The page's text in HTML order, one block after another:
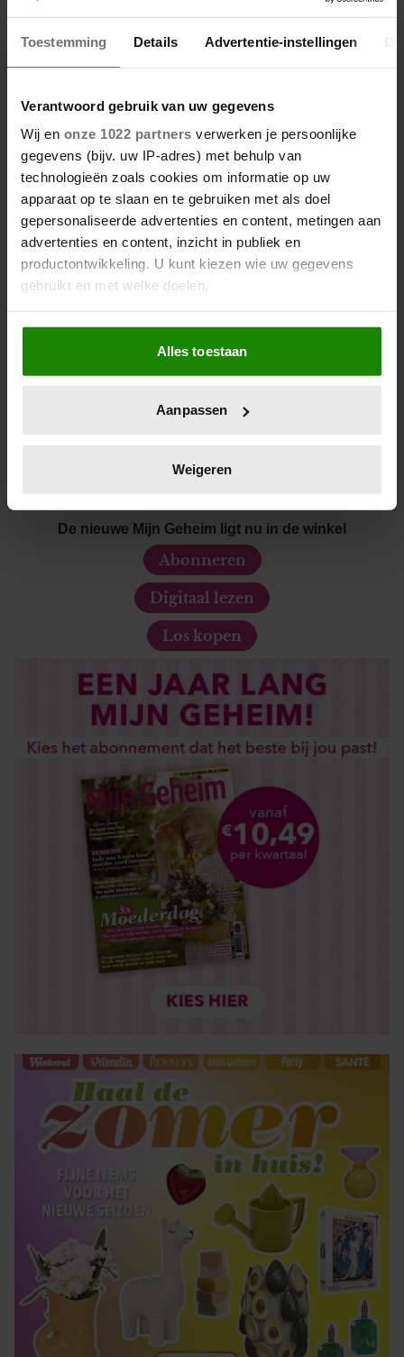
Toestemming Details Advertentie-instellingen
Verantwoord gebruik van uw gegevens
Wij en onze 1022 partners verwerken je persoonlijke
gegevens (bijv. uw IP-adres) met behulp van
technologieën zoals cookies om informatie op uw
apparaat op te slaan en te gebruiken met als doel
gepersonaliseerde advertenties en content, metingen aan
advertenties en content, inzicht in publiek en
productontwikkeling. U kunt kiezen wie uw gegevens
gebruikt en met welke doelen.
Als u het toestaat, willen we ook graag:
Informatie verzamelen over uw geografische locatie,
die tot een paar meter nauwkeurig kan zijn
op specifieke eigenschappen (fingerprinting)
verwerkt en stel uw voorkeuren in het
intrekken in de Cookieverklaring.
We gebruiken cookies om content en advertenties te
personaliseren, om functies voor social media te bieden
en om ons websiteverkeer te analyseren. Ook delen we
informatie over uw gebruik van onze site met onze
partners voor social media, adverteren en analyse. Deze
informatie die u aan ze heeft verstrekt of die ze hebben
verzameld op basis van uw gebruik van hun services. U
gaat akkoord met onze cookies als u onze website blijft
gebruiken.
Alles toestaan
Aanpassen
Weigeren
uit je kop te zetten of afstand te houden die
emotie blijft je achtervolgen. Probeer nu
hart en gebruik je verstand. Ook al schreeuwt
situatie. Ooit gaat de liefde en emotie wel over.
De nieuwe Mijn Geheim ligt nu in de winkel
Abonneren
Digitaal lezen
Los kopen